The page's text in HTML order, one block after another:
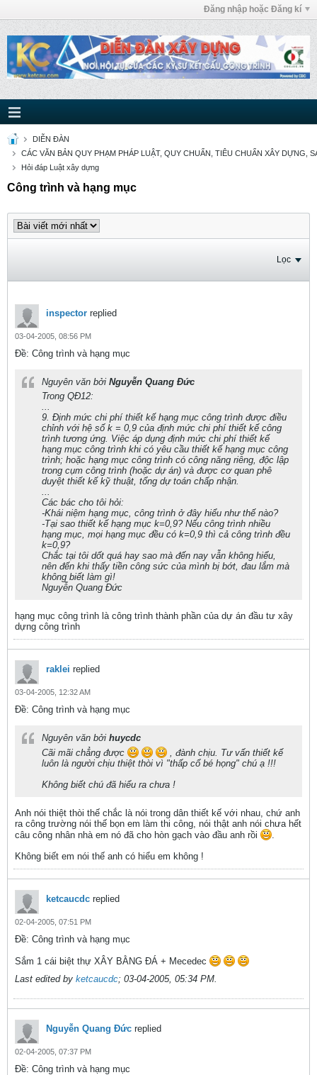
Đăng nhập hoặc Đăng kí
DIỄN ĐÀN
CÁC VĂN BẢN QUY PHẠM PHÁP LUẬT, QUY CHUẨN, TIÊU CHUẨN XÂY DỰNG,
Hỏi đáp Luật xây dựng
Công trình và hạng mục
Lọc
inspector replied
03-04-2005, 08:56 PM
Ðề: Công trình và hạng mục
Nguyên văn bởi Nguyễn Quang Đức
Trong QĐ12:
...
9. Định mức chi phí thiết kế hạng mục công trình được điều
chỉnh với hệ số k = 0,9 của định mức chi phí thiết kế công
trình tương ứng. Việc áp dụng định mức chi phí thiết kế
hạng mục công trình khi có yêu cầu thiết kế hạng mục công
trình; hoặc hạng mục công trình có công năng riêng, độc lập
trong cụm công trình (hoặc dự án) và được cơ quan phê
duyệt thiết kế kỹ thuật, tổng dự toán chấp nhận.
...
Các bác cho tôi hỏi:
-Khái niệm hạng mục, công trình ở đây hiểu như thế nào?
-Tại sao thiết kế hạng mục k=0,9? Nếu công trình nhiều
hạng mục, mọi hạng mục đều có k=0,9 thì cả công trình đều
k=0,9?
Chắc tại tôi dốt quá hay sao mà đến nay vẫn không hiểu,
nên đến khi thấy tiền công sức của mình bị bớt, đau lắm mà
không biết làm gì!
Nguyễn Quang Đức
hạng mục công trình là công trình thành phần của dự án đầu tư xây
dựng công trình
raklei replied
03-04-2005, 12:32 AM
Ðề: Công trình và hạng mục
Nguyên văn bởi huycdc
Cãi mãi chẳng được
, đành chịu. Tư vấn thiết kế
luôn là người chịu thiệt thòi vì "thấp cổ bé họng" chú ạ !!!
Không biết chú đã hiểu ra chưa !
Anh nói thiệt thòi thế chắc là nói trong dân thiết kế với nhau, chứ anh
ra công trường nói thế bọn em làm thi công, nói thật anh nói chưa hết
câu công nhân nhà em nó đã cho hòn gạch vào đầu anh rồi
.
Không biết em nói thế anh có hiểu em không !
ketcaucdc replied
02-04-2005, 07:51 PM
Ðề: Công trình và hạng mục
Sắm 1 cái biệt thự XÂY BẰNG ĐÁ + Mecedec
Last edited by ketcaucdc; 03-04-2005, 05:34 PM.
Nguyễn Quang Đức replied
02-04-2005, 07:37 PM
Ðề: Công trình và hạng mục